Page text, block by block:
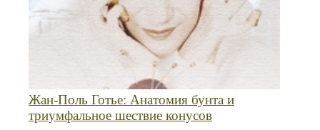
Жан-Поль Готье: Анатомия бунта и
триумфальное шествие конусов